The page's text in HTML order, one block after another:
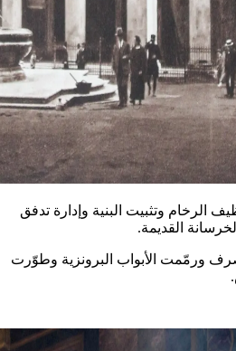
الرخام وتثبيت البنية وإدارة تدفق
القديمة.
ورمّمت الأبواب البرونزية وطوّرت